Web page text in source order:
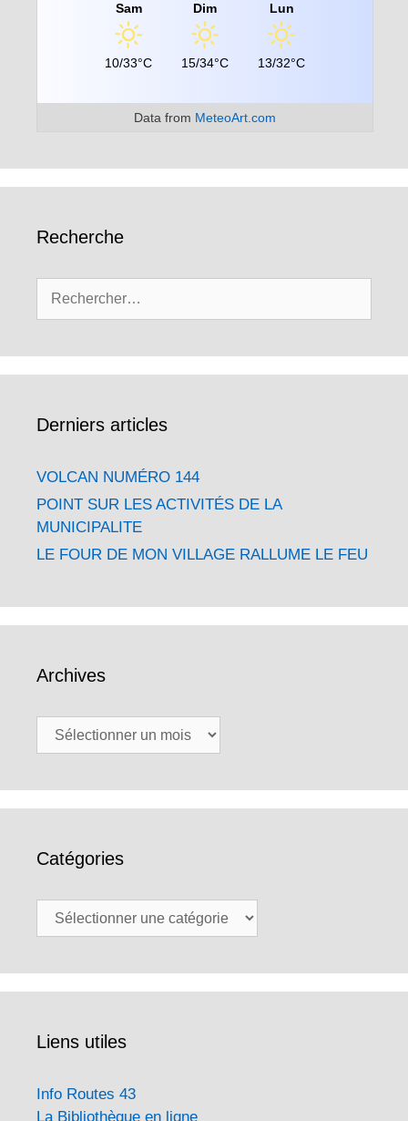
Sam
10/33°C
Dim
15/34°C
Lun
13/32°C
Data from MeteoArt.com
Recherche
Rechercher :
Derniers articles
VOLCAN NUMÉRO 144
POINT SUR LES ACTIVITÉS DE LA
MUNICIPALITE
LE FOUR DE MON VILLAGE RALLUME LE FEU
Archives
Archives
Catégories
Catégories
Liens utiles
Info Routes 43
La Bibliothèque en ligne